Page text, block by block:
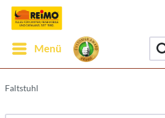
Menü
Faltstuhl